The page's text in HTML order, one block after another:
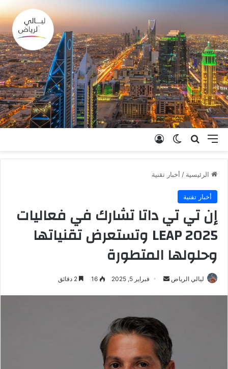
القائمة بحث عنالوضع المظلم
الرئيسية / أخبار تقنية
أخبار تقنية
إن تي تي داتا تشارك في فعاليات
LEAP 2025 وتستعرض تقنياتها
وحلولها المتطورة
ليالي الرياض
ر
ي
د
فبراير 5, 2025 16